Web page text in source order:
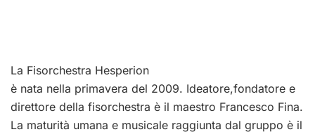
La Fisorchestra Hesperion
è nata nella primavera del 2009. Ideatore,fondatore e
direttore della fisorchestra è il maestro Francesco Fina.
La maturità umana e musicale raggiunta dal gruppo è il